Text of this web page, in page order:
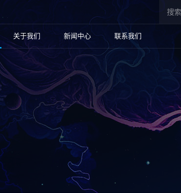
关于我们 新闻中心 联系我们